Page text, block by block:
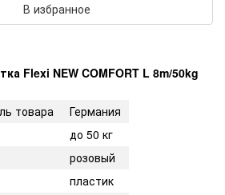
В избранное
Flexi NEW COMFORT L 8m/50kg
товара
Германия
до 50 кг
розовый
пластик